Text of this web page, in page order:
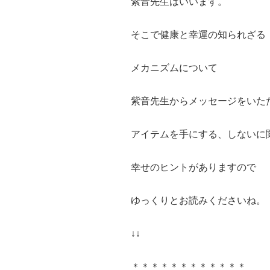
そこで健康と幸運の知られざる
メカニズムについて
紫音先生からメッセージをいた
アイテムを手にする、しないに
幸せのヒントがありますので
ゆっくりとお読みくださいね。
↓↓
＊＊＊＊＊＊＊＊＊＊＊＊